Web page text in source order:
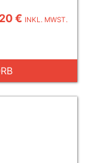
€ INKL. MWST.